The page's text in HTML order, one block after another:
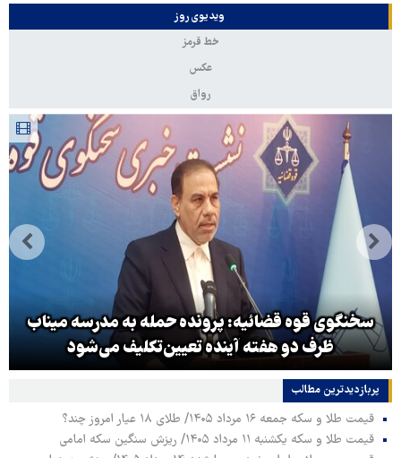
ویدیوی روز
خط قرمز
عکس
رواق
سخنگوی قوه قضائیه: پرونده حمله به مدرسه میناب
ظرف دو هفته آینده تعیین‌تکلیف می‌شود
پربازدیدترین‌ مطالب
قیمت طلا و سکه جمعه ۱۶ مرداد ۱۴۰۵/ طلای ۱۸ عیار امروز چند؟
قیمت طلا و سکه یکشنبه ۱۱ مرداد ۱۴۰۵/ ریزش سنگین سکه امامی